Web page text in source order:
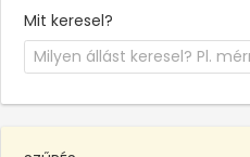
Mit keresel?